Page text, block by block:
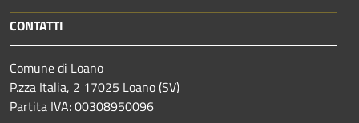
CONTATTI
Comune di Loano
P.zza Italia, 2 17025 Loano (SV)
Partita IVA: 00308950096